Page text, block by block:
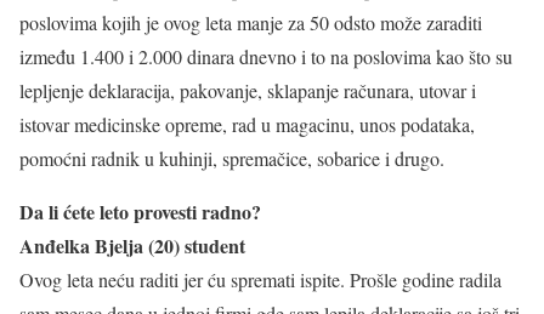
poslovima kojih je ovog leta manje za 50 odsto može zaraditi
između 1.400 i 2.000 dinara dnevno i to na poslovima kao što su
lepljenje deklaracija, pakovanje, sklapanje računara, utovar i
istovar medicinske opreme, rad u magacinu, unos podataka,
pomoćni radnik u kuhinji, spremačice, sobarice i drugo.
Da li ćete leto provesti radno?
Anđelka Bjelja (20) student
Ovog leta neću raditi jer ću spremati ispite. Prošle godine radila